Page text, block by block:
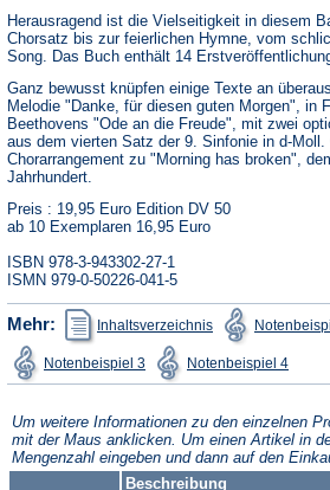
Herausragend ist die Vielseitigkeit in diesem
Chorsatz bis zur feierlichen Hymne, vom
Song. Das Buch enthält 14
Ganz bewusst knüpfen einige Texte an
Melodie "Danke, für diesen guten Morgen", in
Beethovens "Ode an die Freude", mit zwei
aus dem vierten Satz der 9. Sinfonie in d-Moll.
Chorarrangement zu "Morning has broken",
Jahrhundert.
Preis : 19,95 Euro Edition DV 50
ab 10 Exemplaren 16,95 Euro
ISBN 978-3-943302-27-1
ISMN 979-0-50226-041-5
Mehr: Inhaltsverzeichnis
(Öffnet
in
einem
neuen
Tab)
Notenbeispiel 3
(Öffnet
in
einem
Tab)
Notenbeispiel 4in
einem
Tab)
Um weitere Informationen zu den einzelnen
mit der Maus anklicken. Um einen Artikel in
Mengenzahl eingeben und dann auf den
Beschreibung